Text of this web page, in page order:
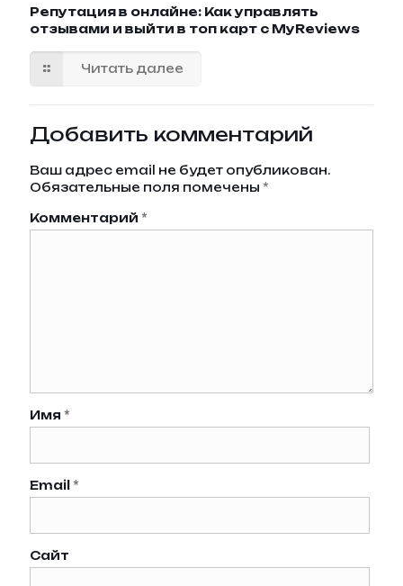
Репутация в онлайне: Как управлять
отзывами и выйти в топ карт с MyReviews
Читать далее
Добавить комментарий
Ваш адрес email не будет опубликован.
Обязательные поля помечены *
Комментарий *
Имя *
Email *
Сайт